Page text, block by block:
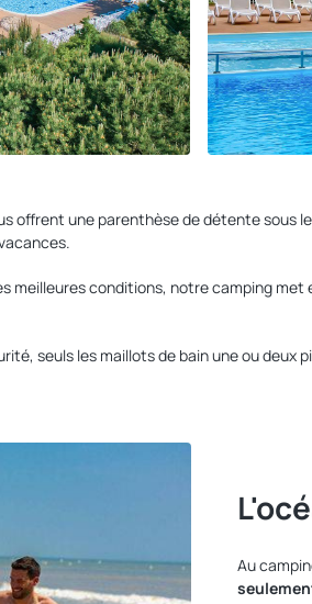
offrent une parenthèse de détente sous
meilleures conditions, notre camping
seuls les maillots de bain une ou
Au